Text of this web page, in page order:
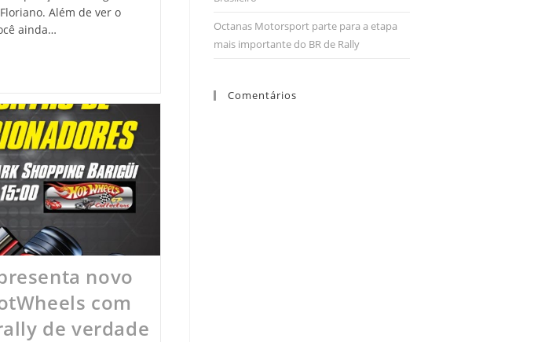
Além de ver o
ainda…
novo
com
de verdade
Octanas Motorsport parte para a etapa
mais importante do BR de Rally
Comentários